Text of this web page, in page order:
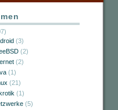
(3)
(2)
(2)
(1)
(21)
(1)
(5)